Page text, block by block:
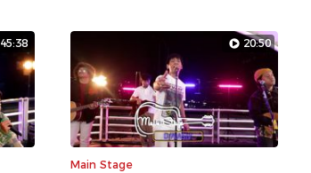
45:38 20:50
Main Stage